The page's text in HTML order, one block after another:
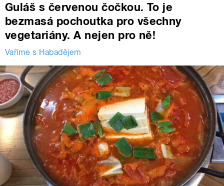
Guláš s červenou čočkou. To je
bezmasá pochoutka pro všechny
vegetariány. A nejen pro ně!
Vaříme s Habadějem